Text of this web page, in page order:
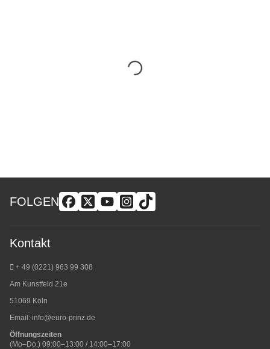
FOLGEN
Kontakt
+ 49 (0221) 963 99 308
Am Kunstfeld 21e
51069 Köln
Email: info@euro-prinz.de
Öffnungszeiten
(Mo–Do.) 09:00–13:00 / 14:00–17:00